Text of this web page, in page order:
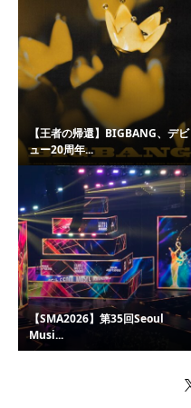
【王者の帰還】BIGBANG、デビ
ュー20周年...
【SMA2026】第35回Seoul
Musi...